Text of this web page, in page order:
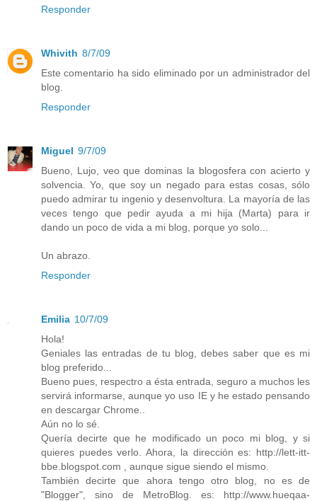
Responder
Whivith 8/7/09
Este comentario ha sido eliminado por un administrador del
blog.
Responder
Miguel 9/7/09
Bueno, Lujo, veo que dominas la blogosfera con acierto y
solvencia. Yo, que soy un negado para estas cosas, sólo
puedo admirar tu ingenio y desenvoltura. La mayoría de las
veces tengo que pedir ayuda a mi hija (Marta) para ir
dando un poco de vida a mi blog, porque yo solo...
Un abrazo.
Responder
Emilia 10/7/09
Hola!
Geniales las entradas de tu blog, debes saber que es mi
blog preferido...
Bueno pues, respectro a ésta entrada, seguro a muchos les
servirá informarse, aunque yo uso IE y he estado pensando
en descargar Chrome..
Aún no lo sé.
Quería decirte que he modificado un poco mi blog, y si
quieres puedes verlo. Ahora, la dirección es: http://lett-itt-
bbe.blogspot.com , aunque sigue siendo el mismo.
También decirte que ahora tengo otro blog, no es de
"Blogger", sino de MetroBlog. es: http://www.hueqaa-